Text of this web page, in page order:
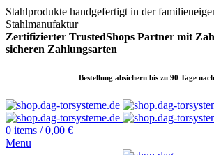
Stahlprodukte handgefertigt in der
Stahlmanufaktur
Zertifizierter TrustedShops Partner mit
sicheren Zahlungsarten
Bestellung absichern bis zu 90 Tage
0 items / 0,00 €
Menu